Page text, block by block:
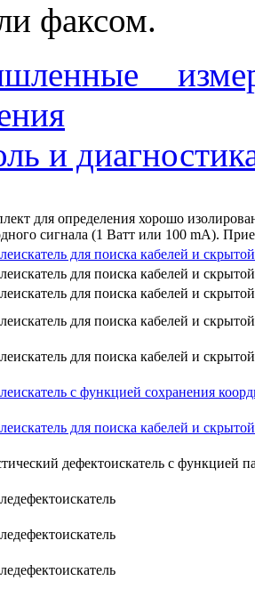
факсом.
и
для определения хорошо
сигнала (1 Ватт или 100 mA).
для поиска кабелей и
для поиска кабелей и
для поиска кабелей и
для поиска кабелей и
для поиска кабелей и
с функцией сохранения
для поиска кабелей и
дефектоискатель с функцией